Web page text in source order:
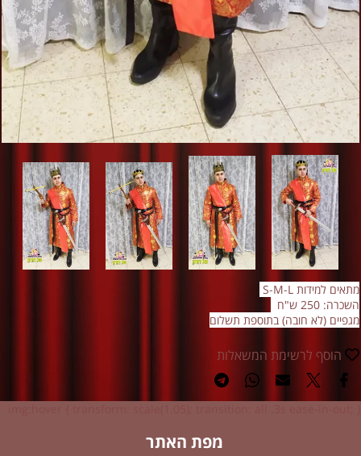
מתאים למידות S-M-L
השכרה: 250 ש"ח
מגפיים (לא חובה) בתוספת תשלום
הוסף לרשימת המשאלות
מפת האתר